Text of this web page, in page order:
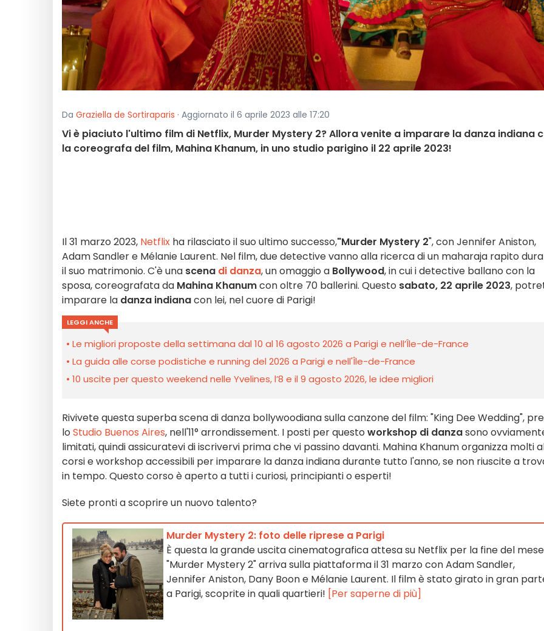
Da Graziella de Sortiraparis · Aggiornato il 6 aprile 2023 alle 17:20
Vi è piaciuto l'ultimo film di Netflix, Murder Mystery 2? Allora venite a imparare la danza indiana
la coreografa del film, Mahina Khanum, in uno studio parigino il 22 aprile 2023!
Il 31 marzo 2023, Netflix ha rilasciato il suo ultimo successo,"Murder Mystery 2",con Jennifer Aniston,
Adam Sandler e Mélanie Laurent. Nel film, due detective vanno alla ricerca di un maharaja rapito
il suo matrimonio. C'è una scena di danza, un omaggio a Bollywood, in cui i detective ballano con la
sposa, coreografata da Mahina Khanumcon oltre 70 ballerini. Questo sabato, 22 aprile 2023,
imparare la danza indianacon lei, nel cuore di Parigi!
LEGGI ANCHE
Le migliori proposte della settimana dal 10 al 16 agosto 2026 a Parigi e nell’Île-de-France
La guida alle corse podistiche e running del 2026 a Parigi e nell'Île-de-France
10 uscite per questo weekend nelle Yvelines, l’8 e il 9 agosto 2026, le idee migliori
Rivivete questa superba scena di danza bollywoodiana sulla canzone del film: "King Dee Wedding",
lo Studio Buenos Aires, nell'11° arrondissement. I posti per questo workshop di danzasono
limitati, quindi assicuratevi di iscrivervi prima che vi passino davanti. Mahina Khanum organizza molti
corsi e workshop accessibili per imparare la danza indiana durante tutto l'anno, se non riuscite a
in tempo. Questo corso è aperto a tutti i curiosi, principianti o esperti!
Siete pronti a scoprire un nuovo talento?
Murder Mystery 2: foto delle riprese a Parigi
È questa la grande uscita cinematografica attesa su Netflix per la fine del
"Murder Mystery 2" arriva sulla piattaforma il 31 marzo con Adam Sandler,
Jennifer Aniston, Dany Boon e Mélanie Laurent. Il film è stato girato in gran
a Parigi, scoprite in quali quartieri! [Per saperne di più]